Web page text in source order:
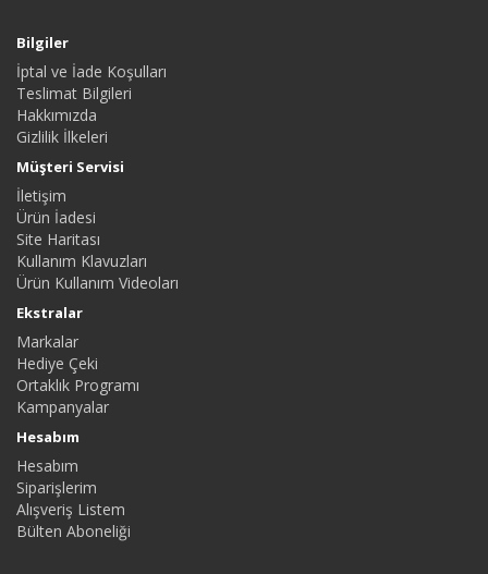
Bilgiler
İptal ve İade Koşulları
Teslimat Bilgileri
Hakkımızda
Gizlilik İlkeleri
Müşteri Servisi
İletişim
Ürün İadesi
Site Haritası
Kullanım Klavuzları
Ürün Kullanım Videoları
Ekstralar
Markalar
Hediye Çeki
Ortaklık Programı
Kampanyalar
Hesabım
Hesabım
Siparişlerim
Alışveriş Listem
Bülten Aboneliği